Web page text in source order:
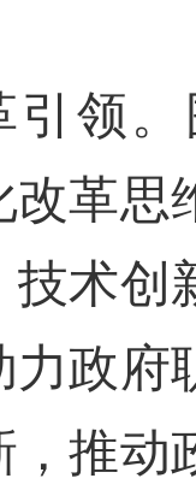
领。
改革思
技术创
力政府
，推动